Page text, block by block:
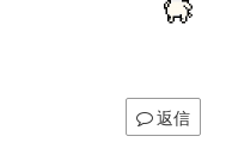
返信